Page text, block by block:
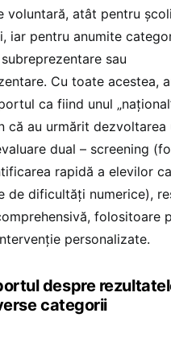
voluntară, atât pentru
iar pentru anumite
sau
Cu toate acestea,
ca fiind unul
că au urmărit dezvoltarea
dual – screening
rapidă a elevilor
de dificultăți numerice),
folositoare
personalizate.
despre
categorii